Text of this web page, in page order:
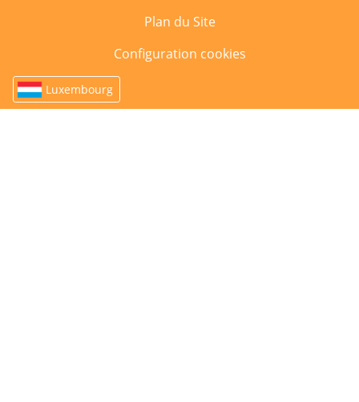
Plan du Site
Configuration cookies
Luxembourg